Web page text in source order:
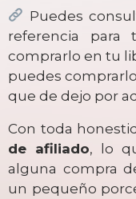
Puedes
referencia para
comprarlo en tu
puedes
que de dejo por
Con toda
de afiliado, lo
alguna compra
un pequeño